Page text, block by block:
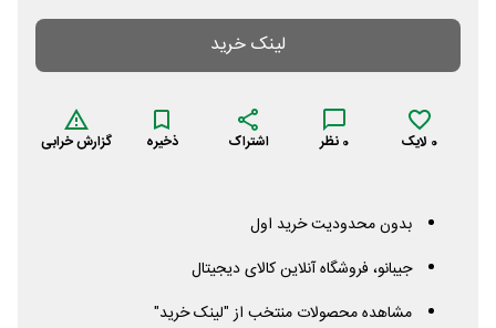
لینک خرید
0 لایک 0 نظر اشتراک ذخیره گزارش خرابی
بدون محدودیت خرید اول
جیبانو، فروشگاه آنلاین کالای دیجیتال
مشاهده محصولات منتخب از "لینک خرید"